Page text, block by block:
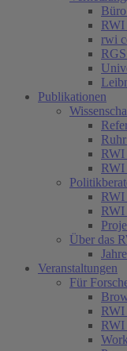
RWI
rwi
Publikationen
RWI
RWI
RWI
RWI
Über das
Veranstaltungen
Für
RWI
RWI